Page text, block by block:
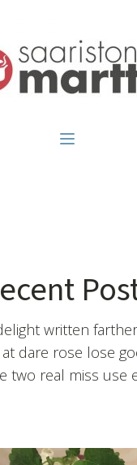
written
dare rose lose
two real miss use